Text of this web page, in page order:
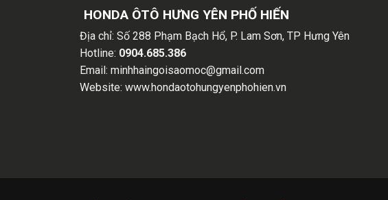
HONDA ÔTÔ HƯNG YÊN PHỐ HIẾN
Địa chỉ: Số 288 Phạm Bạch Hổ, P. Lam Sơn, TP Hưng Yên
Hotline: 0904.685.386
Email: minhhaingoisaomoc@gmail.com
Website: www.hondaotohungyenphohien.vn